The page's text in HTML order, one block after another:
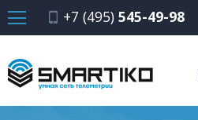
+7 (495) 545-49-98